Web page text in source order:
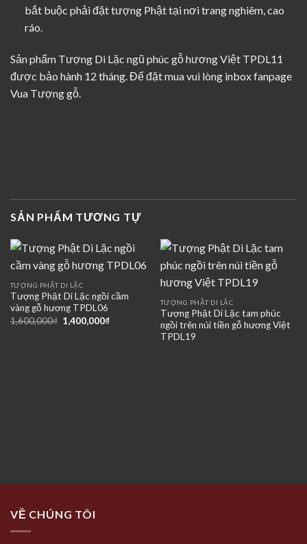
bắt buộc phải đặt tượng Phật tại nơi trang nghiêm, cao
ráo.
Sản phẩm Tượng Di Lặc ngũ phúc gỗ hương Việt TPDL11
được bảo hành 12 tháng. Để đặt mua vui lòng inbox fanpage
Vua Tượng gỗ.
SẢN PHẨM TƯƠNG TỰ
TƯỢNG PHẬT DI LẶC
Tượng Phật Di Lặc ngồi cầm
vàng gỗ hương TPDL06
1,600,000₫ Giá
gốc
1,400,000₫Giá
TƯỢNG PHẬT DI LẶC
Tượng Phật Di Lặc tam phúc
ngồi trên núi tiền gỗ hương Việt
TPDL19
VỀ CHÚNG TÔI